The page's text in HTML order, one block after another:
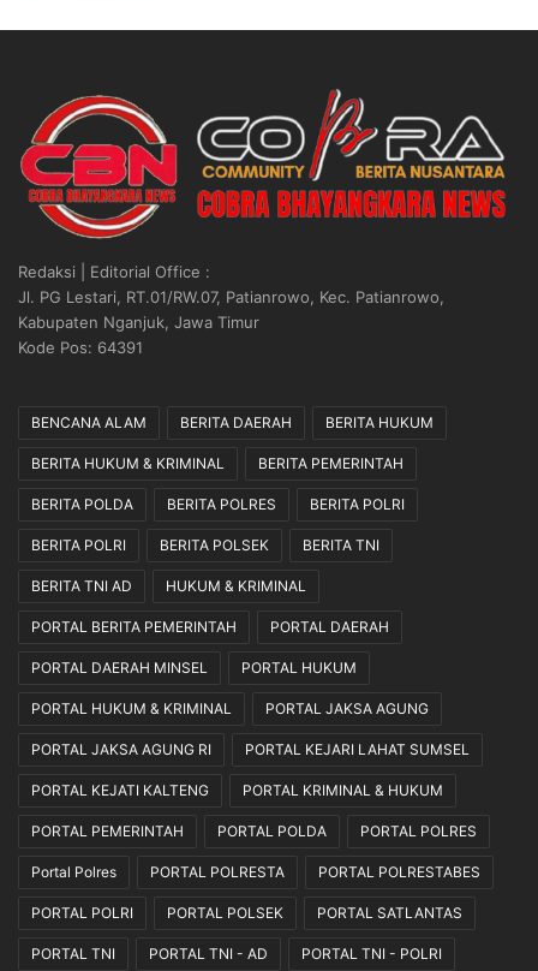
Redaksi | Editorial Office :
Jl. PG Lestari, RT.01/RW.07, Patianrowo, Kec. Patianrowo,
Kabupaten Nganjuk, Jawa Timur
Kode Pos: 64391
BENCANA ALAM BERITA DAERAH BERITA HUKUM
BERITA HUKUM & KRIMINAL BERITA PEMERINTAH
BERITA POLDA BERITA POLRES BERITA POLRI
BERITA POLRI BERITA POLSEK BERITA TNI
BERITA TNI AD HUKUM & KRIMINAL
PORTAL BERITA PEMERINTAH PORTAL DAERAH
PORTAL DAERAH MINSEL PORTAL HUKUM
PORTAL HUKUM & KRIMINAL PORTAL JAKSA AGUNG
PORTAL JAKSA AGUNG RI PORTAL KEJARI LAHAT SUMSEL
PORTAL KEJATI KALTENG PORTAL KRIMINAL & HUKUM
PORTAL PEMERINTAH PORTAL POLDA PORTAL POLRES
Portal Polres PORTAL POLRESTA PORTAL POLRESTABES
PORTAL POLRI PORTAL POLSEK PORTAL SATLANTAS
PORTAL TNI PORTAL TNI - AD PORTAL TNI - POLRI